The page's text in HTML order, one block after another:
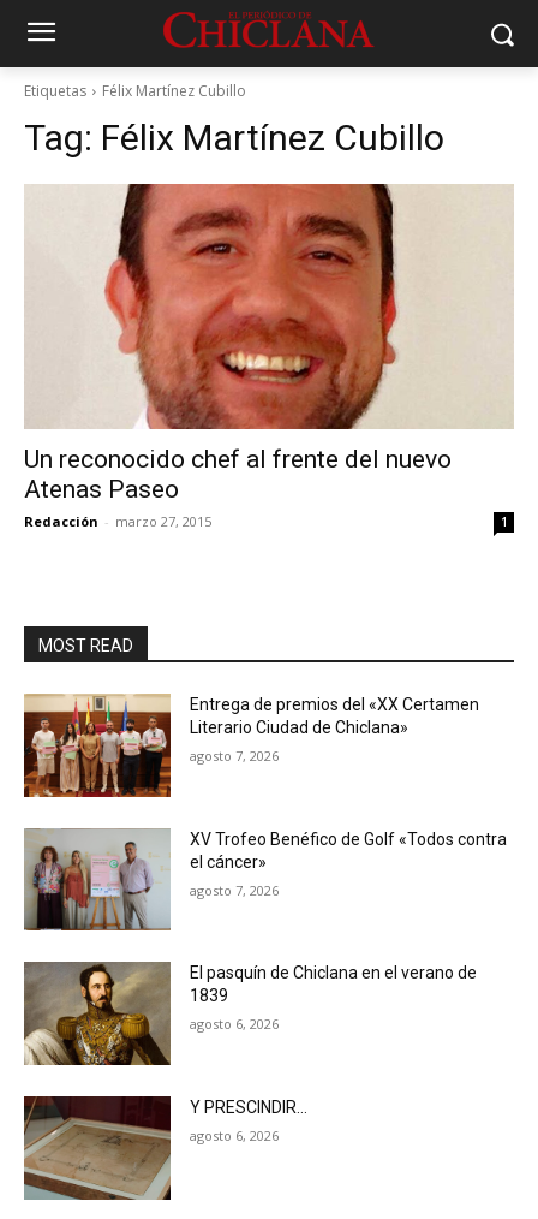
Etiquetas Félix Martínez Cubillo
Tag: Félix Martínez Cubillo
Un reconocido chef al frente del nuevo
Atenas Paseo
Redacción - marzo 27, 2015 1
MOST READ
Entrega de premios del «XX Certamen
Literario Ciudad de Chiclana»
agosto 7, 2026
XV Trofeo Benéfico de Golf «Todos contra
el cáncer»
agosto 7, 2026
El pasquín de Chiclana en el verano de
1839
agosto 6, 2026
Y PRESCINDIR…
agosto 6, 2026